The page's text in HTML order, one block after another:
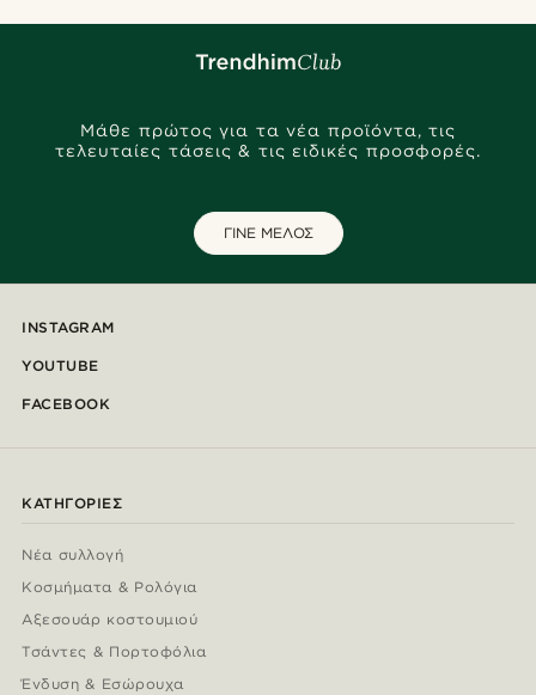
Μάθε πρώτος για τα νέα προϊόντα, τις
τελευταίες τάσεις & τις ειδικές προσφορές.
ΓΙΝΕ ΜΕΛΟΣ
INSTAGRAM
YOUTUBE
FACEBOOK
ΚΑΤΗΓΟΡΊΕΣ
Νέα συλλογή
Κοσμήματα & Ρολόγια
Αξεσουάρ κοστουμιού
Τσάντες & Πορτοφόλια
Ένδυση & Εσώρουχα